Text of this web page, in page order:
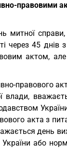
правовими
митної справи,
через 45 днів з
актом,
правового
влади,
акта з
день
або